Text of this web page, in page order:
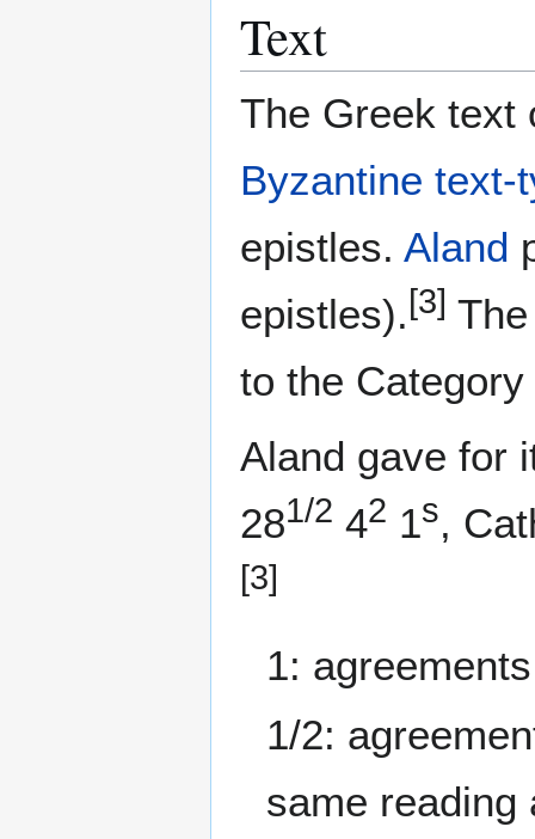
Text
The Greek text
Byzantine text-
epistles. Aland
epistles). [3]
to the
Aland gave for
281/2 42 1s,
[3]
1:
1/2:
same reading